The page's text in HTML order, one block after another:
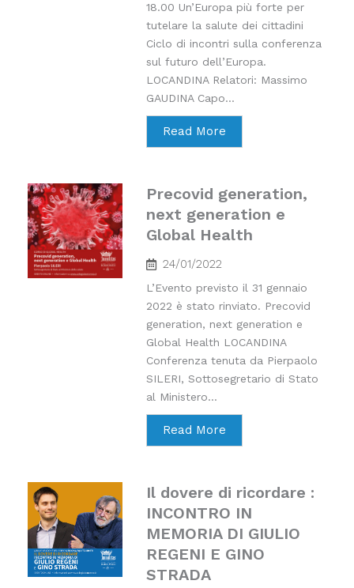
18.00 Un’Europa più forte per
tutelare la salute dei cittadini
Ciclo di incontri sulla conferenza
sul futuro dell’Europa.
LOCANDINA Relatori: Massimo
GAUDINA Capo...
Read More
Precovid generation,
next generation e
Global Health
24/01/2022
L’Evento previsto il 31 gennaio
2022 è stato rinviato. Precovid
generation, next generation e
Global Health LOCANDINA
Conferenza tenuta da Pierpaolo
SILERI, Sottosegretario di Stato
al Ministero...
Read More
Il dovere di ricordare :
INCONTRO IN
MEMORIA DI GIULIO
REGENI E GINO
STRADA